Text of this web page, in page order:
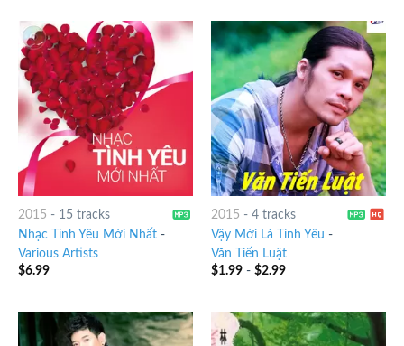
2015 - 15 tracks
Nhạc Tình Yêu Mới Nhất-
Various Artists
$6.99
2015 - 4 tracks
Vậy Mới Là Tình Yêu -
Văn Tiến Luật
$1.99- $2.99